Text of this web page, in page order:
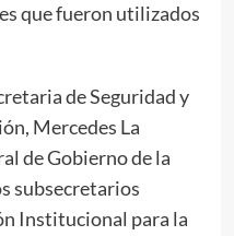
que fueron utilizados
de Seguridad y
Mercedes La
de Gobierno de la
subsecretarios
Institucional para la